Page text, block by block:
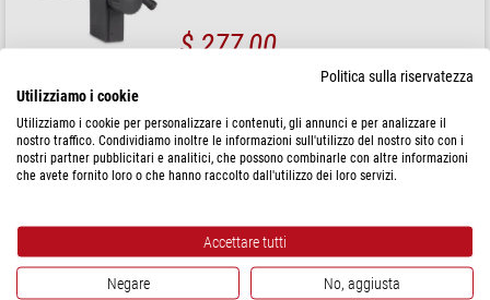
$ 277,00
1-2 settimane
Motic
Porta-testa per colonna Ø 15,8 mm e testa Ø 76 mm, dispositivo
messa a fuoco
$ 263,00
spedibile in1-2 settimane
Politica sulla riservatezza
Utilizziamo i cookie
Utilizziamo i cookie per personalizzare i contenuti, gli annunci e per analizzare il
nostro traffico. Condividiamo inoltre le informazioni sull'utilizzo del nostro sito con i
nostri partner pubblicitari e analitici, che possono combinarle con altre informazioni
che avete fornito loro o che hanno raccolto dall'utilizzo dei loro servizi.
Accettare tutti
Negare No, aggiusta